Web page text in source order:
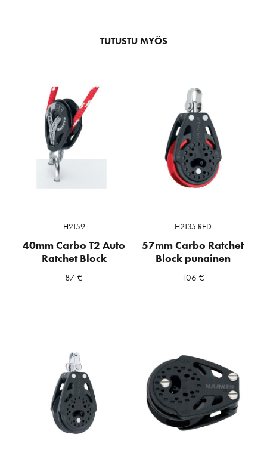
TUTUSTU MYÖS
H2159
40mm Carbo T2 Auto
Ratchet Block
87€
H2135.RED
57mm Carbo Ratchet
Block punainen
106€